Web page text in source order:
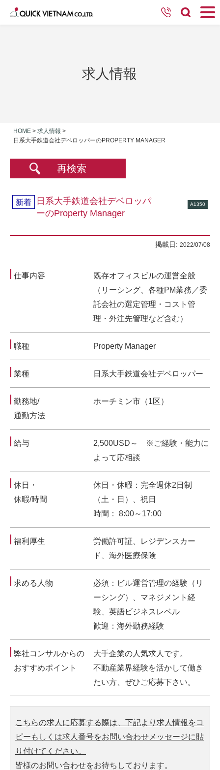
求人情報
HOME > 求人情報 >
日系大手鉄道会社デベロッパーのPROPERTY MANAGER
再検索
新着
日系大手鉄道会社デベロッパ
ーのProperty Manager
A1350
掲載日: 2022/07/08
仕事内容
既存オフィスビルの運営全般
（リーシング、各種PM業務／委
託会社の選定管理・コスト管
理・外注先管理など含む）
職種 Property Manager
業種 日系大手鉄道会社デベロッパー
勤務地/
通勤方法
ホーチミン市（1区）
給与
2,500USD～ ※ご経験・能力に
よって応相談
休日・
休暇/時間
休日・休暇：完全週休2日制
（土・日）、祝日
時間： 8:00～17:00
福利厚生
労働許可証、レジデンスカー
ド、海外医療保険
求める人物
必須：ビル運営管理の経験（リ
ーシング）、マネジメント経
験、英語ビジネスレベル
歓迎：海外勤務経験
弊社コンサルからの
おすすめポイント
大手企業の人気求人です。
不動産業界経験を活かして働き
たい方、ぜひご応募下さい。
こちらの求人に応募する際は、下記より求人情報をコ
ピーもしくは求人番号をお問い合わせメッセージに貼
り付けてください。
皆様のお問い合わせをお待ちしております。